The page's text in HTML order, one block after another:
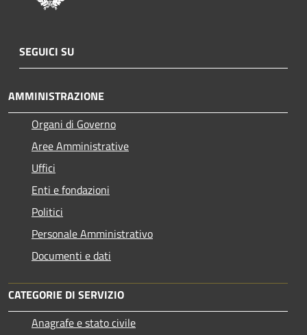
SEGUICI SU
AMMINISTRAZIONE
Organi di Governo
Aree Amministrative
Uffici
Enti e fondazioni
Politici
Personale Amministrativo
Documenti e dati
CATEGORIE DI SERVIZIO
Anagrafe e stato civile